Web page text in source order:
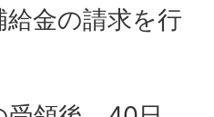
金の請求を行